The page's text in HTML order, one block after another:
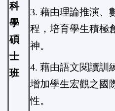
科
學
碩
士
班
3. 藉由理論推演、
程，培育學生積極
神。
4. 藉由語文閱讀訓
增加學生宏觀之國
性。